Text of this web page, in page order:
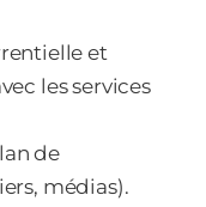
et
les services
de
médias).